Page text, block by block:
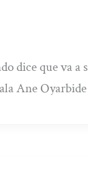
dice que va a
Ane Oyarbide